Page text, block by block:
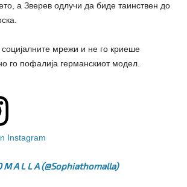
а Зверев одлучи да биде таинствен до
мрежи и не го криеше
го пофалија германскиот модел.
Instagram
M A L L A (@sophiathomalla)